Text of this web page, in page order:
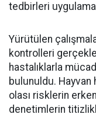
tedbirleri
Yürütülen
kontrolleri
hastalıklarla
bulunuldu.
olası risklerin
denetimlerin